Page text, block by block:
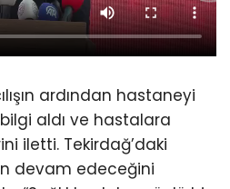
ardından hastaneyi
aldı ve hastalara
iletti. Tekirdağ’daki
devam edeceğini